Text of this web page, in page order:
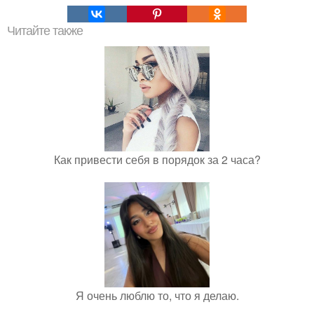
Читайте также
Как привести себя в порядок за 2 часа?
Я очень люблю то, что я делаю.